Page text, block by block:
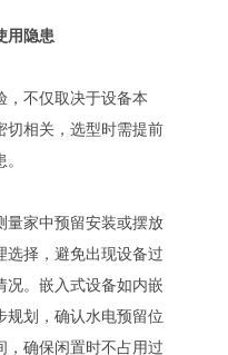
用隐患
不仅取决于设备本
切相关，选型时需提前
家中预留安装或摆放
选择，避免出现设备过
况。嵌入式设备如内嵌
规划，确认水电预留位
，确保闲置时不占用过